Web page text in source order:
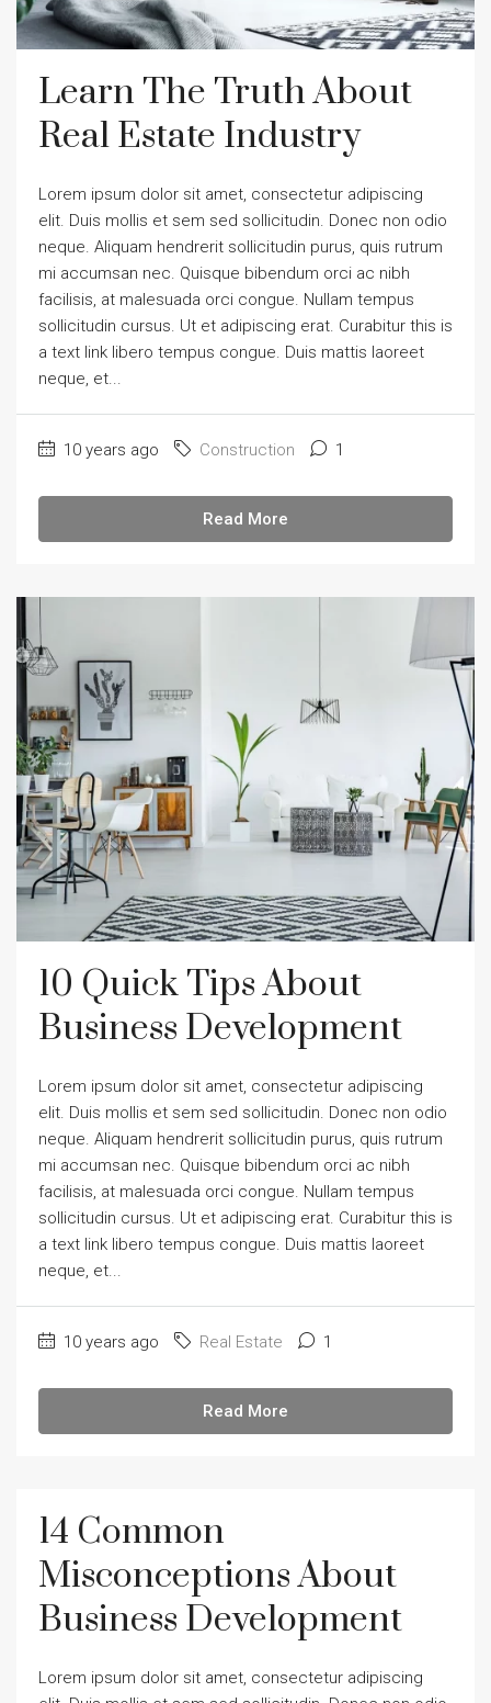
Learn The Truth About
Real Estate Industry
Lorem ipsum dolor sit amet, consectetur adipiscing
elit. Duis mollis et sem sed sollicitudin. Donec non odio
neque. Aliquam hendrerit sollicitudin purus, quis rutrum
mi accumsan nec. Quisque bibendum orci ac nibh
facilisis, at malesuada orci congue. Nullam tempus
sollicitudin cursus. Ut et adipiscing erat. Curabitur this is
a text link libero tempus congue. Duis mattis laoreet
neque, et...
10 years ago Construction 1
Read More
10 Quick Tips About
Business Development
Lorem ipsum dolor sit amet, consectetur adipiscing
elit. Duis mollis et sem sed sollicitudin. Donec non odio
neque. Aliquam hendrerit sollicitudin purus, quis rutrum
mi accumsan nec. Quisque bibendum orci ac nibh
facilisis, at malesuada orci congue. Nullam tempus
sollicitudin cursus. Ut et adipiscing erat. Curabitur this is
a text link libero tempus congue. Duis mattis laoreet
neque, et...
10 years ago Real Estate 1
Read More
14 Common
Misconceptions About
Business Development
Lorem ipsum dolor sit amet, consectetur adipiscing